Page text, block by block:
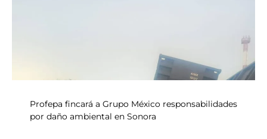
Profepa fincará a Grupo México responsabilidades
por daño ambiental en Sonora